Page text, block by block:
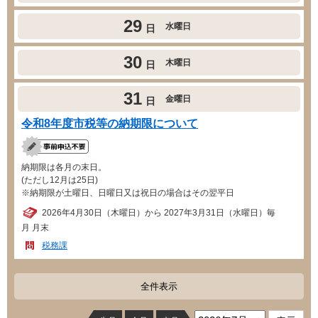
29 日 水曜日
30 日 木曜日
31 日 金曜日
令和8年度市税等の納期限について
納期限は各月の末日。
(ただし12月は25日)
※納期限が土曜日、日曜日又は祝日の場合はその翌平日
2026年4月30日（木曜日）から 2027年3月31日（水曜日）毎
月 月末
税務課
全件表示